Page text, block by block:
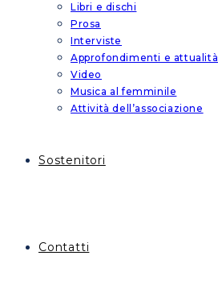
Libri e dischi
Prosa
Interviste
Approfondimenti e attualità
Video
Musica al femminile
Attività dell’associazione
Sostenitori
Contatti